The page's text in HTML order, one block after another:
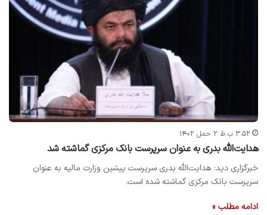
۳:۵۲ ب.ظ ۲ حمل ۱۴۰۲
هدایت‌الله بدری به عنوان سرپرست بانک مرکزی گماشته شد
خبرگزاری دید: هدایت‌الله بدری سرپرست پیشین وزارت مالیه به عنوان
سرپرست بانک مرکزی گماشته شده است.
ادامه مطلب »